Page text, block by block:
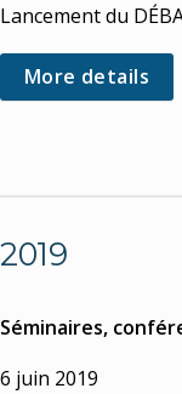
Lancement du
More details
2019
Séminaires,
6 juin 2019